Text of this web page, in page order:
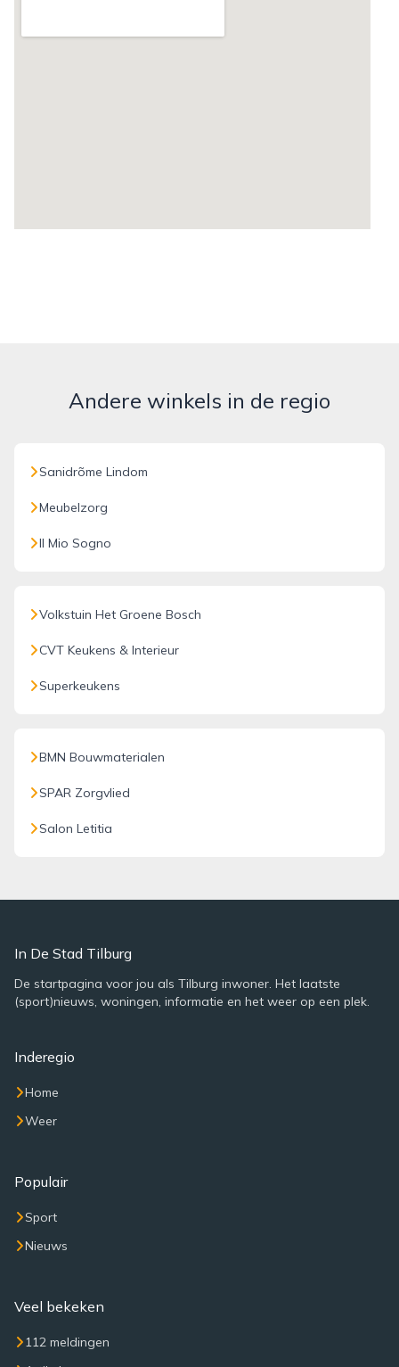
Andere winkels in de regio
Sanidrõme Lindom
Meubelzorg
Il Mio Sogno
Volkstuin Het Groene Bosch
CVT Keukens & Interieur
Superkeukens
BMN Bouwmaterialen
SPAR Zorgvlied
Salon Letitia
In De Stad Tilburg
De startpagina voor jou als Tilburg inwoner. Het laatste
(sport)nieuws, woningen, informatie en het weer op een plek.
Inderegio
Home
Weer
Populair
Sport
Nieuws
Veel bekeken
112 meldingen